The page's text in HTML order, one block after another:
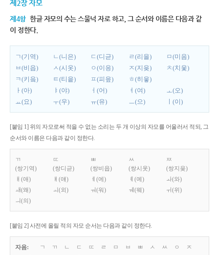
제2장 자모
제4항 한글 자모의 수는 스물넉 자로 하고, 그 순서와 이름은 다음과 같
이 정한다.
ㄱ(기역) ㄴ(니은) ㄷ(디귿) ㄹ(리을)
ㅁ(미음)
ㅂ(비읍)
ㅅ(시옷) ㅇ(이응) ㅈ(지읒)
ㅊ(치읓)
ㅋ(키읔)
ㅌ(티읕) ㅍ(피읖)
ㅎ(히읗)
ㅏ(아)
ㅑ(야) ㅓ(어) ㅕ(여)
ㅗ(오)
ㅛ(요)
ㅜ(우) ㅠ(유) ㅡ(으) ㅣ(이)
[붙임 1] 위의 자모로써 적을 수 없는 소리는 두 개 이상의 자모를 어울러서 적되, 그
순서와 이름은 다음과 같이 정한다.
ㄲ
(쌍기역)
ㄸ
(쌍디귿)
ㅃ
(쌍비읍)
ㅆ
(쌍시옷)
ㅉ
(쌍지읒)
ㅐ(애)
ㅒ(얘) ㅔ(에) ㅖ(예)
ㅘ(와)
ㅙ(왜)
ㅚ(외) ㅝ(워) ㅞ(웨)
ㅟ(위)
ㅢ(의)
[붙임 2] 사전에 올릴 적의 자모 순서는 다음과 같이 정한다.
자음: ㄱ ㄲ ㄴ ㄷ ㄸ ㄹ ㅁ ㅂ ㅃ ㅅ ㅆ ㅇ
ㅈ